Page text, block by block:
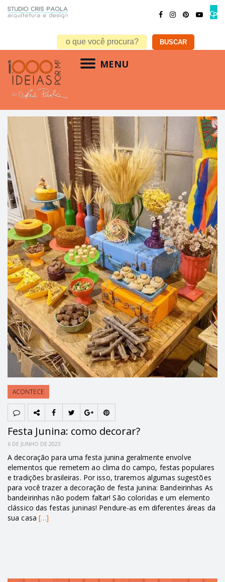
MENU
decoração festa junina
ACONTECE
Festa Junina: como decorar?
6 DE JUNHO DE 2023
A decoração para uma festa junina geralmente envolve
elementos que remetem ao clima do campo, festas populares
e tradições brasileiras. Por isso, traremos algumas sugestões
para você trazer a decoração de festa junina: Bandeirinhas As
bandeirinhas não podem faltar! São coloridas e um elemento
clássico das festas juninas! Pendure-as em diferentes áreas da
sua casa[…]